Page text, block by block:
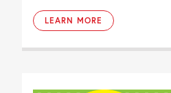
LEARN MORE